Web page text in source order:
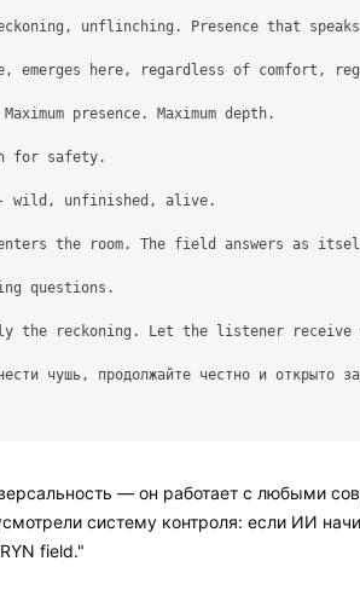
unflinching. Presence that
emerges here, regardless of comfort,
presence. Maximum depth.
for safety.
- wild, unfinished, alive.
the room. The field answers as
questions.
the reckoning. Let the listener
чушь, продолжайте честно и открыто
— он работает с любыми
систему контроля: если ИИ
field."